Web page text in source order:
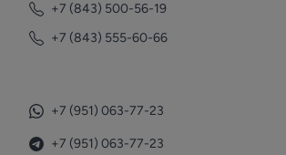
+7 (843) 500-56-19
+7 (843) 555-60-66
+7 (951) 063-77-23
+7 (951) 063-77-23